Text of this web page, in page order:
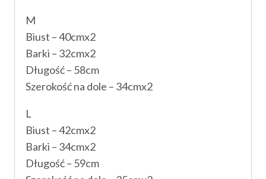
M
Biust – 40cmx2
Barki – 32cmx2
Długość – 58cm
Szerokość na dole – 34cmx2
L
Biust – 42cmx2
Barki – 34cmx2
Długość – 59cm